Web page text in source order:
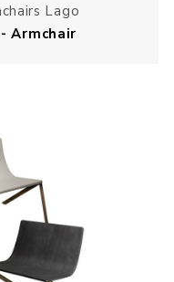
Lago
Armchair